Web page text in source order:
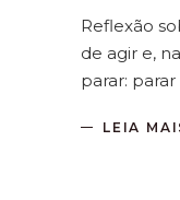
Reflexão
de agir e,
parar:
LEIA